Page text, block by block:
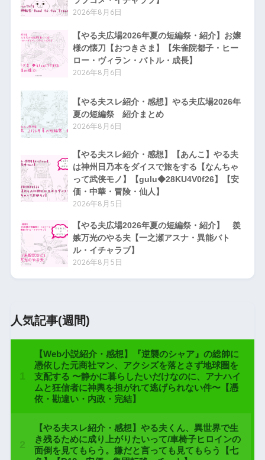
2026年8月6日
【やる夫広場2026年夏の短編祭・紹介】お嬢
様の懐刀【おつきさま】【朱雀院都子・ヒー
ロー・ヴィラン・バトル・成長】
2026年8月6日
【やる夫スレ紹介・感想】やる夫広場2026年
夏の短編祭 紹介まとめ
2026年8月6日
【やる夫スレ紹介・感想】【あんこ】やる夫
は神州日乃本をダイスで旅をする【なんちゃ
って武侠モノ】【gulu◆28KU4V0f26】【安
価・中華・冒険・仙人】
2026年8月5日
【やる夫広場2026年夏の短編祭・紹介】 羨
嫉万光のやる夫【一之瀬アスナ・異能バト
ル・イチャラブ】
2026年8月5日
人気記事(週間)